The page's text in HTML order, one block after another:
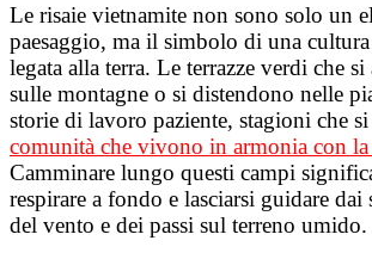
Le risaie vietnamite non sono solo un
paesaggio, ma il simbolo di una
legata alla terra. Le terrazze verdi che
sulle montagne o si distendono nelle
storie di lavoro paziente, stagioni che si
comunità che vivono in armonia con la
Camminare lungo questi campi
respirare a fondo e lasciarsi guidare dai
del vento e dei passi sul terreno umido.